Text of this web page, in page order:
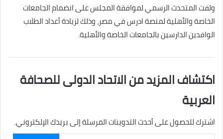
ولفت المتحدث الرسمي لموافقة المجلس على انضمام الجامعات
الخاصة والأهلية لمنصة ادرس في مصر، وذلك لزيادة أعداد الطلاب
الوافدين الدارسين بالجامعات الخاصة والأهلية.
اكتشاف المزيد من الاتحاد الدولى للصحافة
العربية
اشترك للحصول على أحدث التدوينات المرسلة إلى بريدك الإلكتروني.